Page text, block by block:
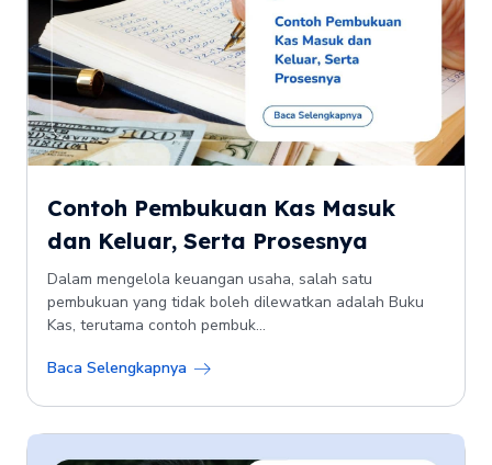
Contoh Pembukuan Kas Masuk
dan Keluar, Serta Prosesnya
Dalam mengelola keuangan usaha, salah satu
pembukuan yang tidak boleh dilewatkan adalah Buku
Kas, terutama contoh pembuk...
Baca Selengkapnya